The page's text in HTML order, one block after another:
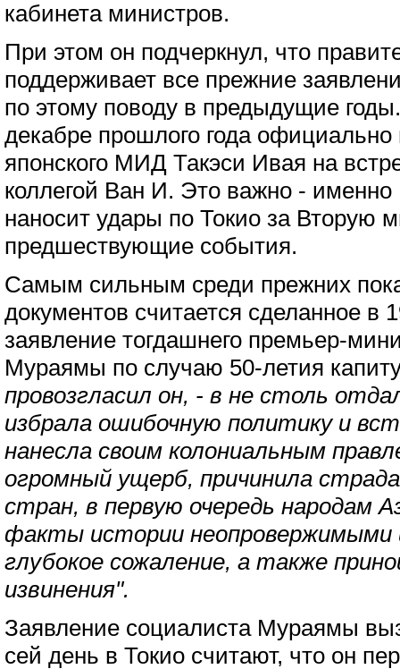
кабинета министров.
При этом он подчеркнул, что
поддерживает все прежние
по этому поводу в предыдущие
декабре прошлого года официально
японского МИД Такэси Ивая на
коллегой Ван И. Это важно -
наносит удары по Токио за Вторую
предшествующие события.
Самым сильным среди прежних
документов считается сделанное в
заявление тогдашнего премьер-
Мураямы по случаю 50-летия
провозгласил он, - в не столь
избрала ошибочную политику и
нанесла своим колониальным
огромный ущерб, причинила
стран, в первую очередь народам
факты истории неопровержимыми
глубокое сожаление, а также
извинения".
Заявление социалиста Мураямы
сей день в Токио считают, что он